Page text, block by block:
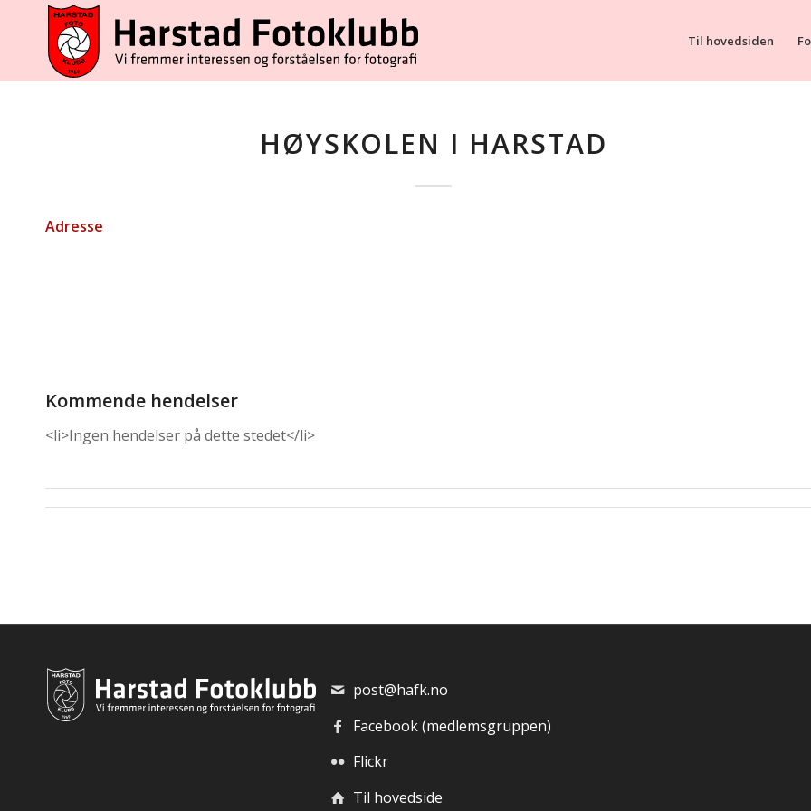
Til hovedsiden
HØYSKOLEN I HARSTAD
Adresse
Kommende hendelser
<li>Ingen hendelser på dette stedet</li>
post@hafk.no
Facebook (medlemsgruppen)
Flickr
Til hovedside